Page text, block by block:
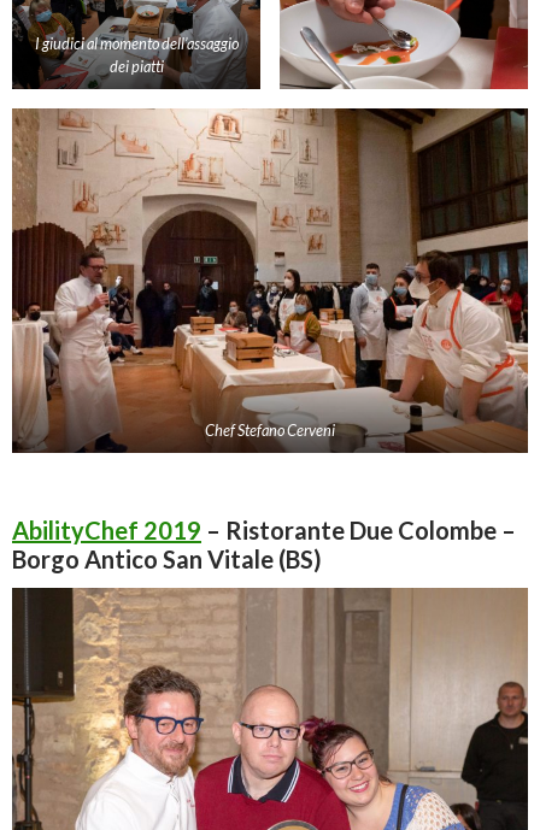
I giudici al momento dell’assaggio
dei piatti
Chef Stefano Cerveni
AbilityChef 2019 – Ristorante Due Colombe –
Borgo Antico San Vitale (BS)